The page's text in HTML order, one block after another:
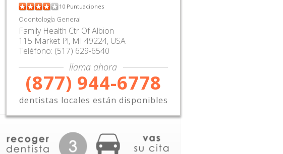
10 Puntuaciones
Odontología General
Family Health Ctr Of Albion
115 Market Pl, MI 49224, USA
Teléfono: (517) 629-6540
llama ahora
(877) 944-6778
dentistas locales están disponibles